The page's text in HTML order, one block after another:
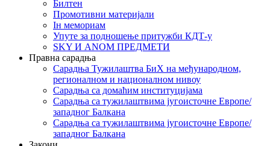
Билтен
Промотивни материјали
Iн мемориам
Упуте за подношење притужби КДТ-у
SKY И ANOM ПРЕДМЕТИ
Правна сарадња
Сарадња Тужилаштва БиХ на међународном,
регионалном и националном нивоу
Сарадња са домаћим институцијама
Сарадња са тужилаштвима југоисточне Европе/
западног Балкана
Сарадња са тужилаштвима југоисточне Европе/
западног Балкана